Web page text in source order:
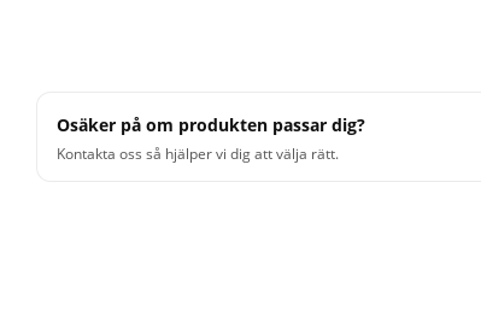
Osäker på om produkten passar dig?
Kontakta oss så hjälper vi dig att välja rätt.